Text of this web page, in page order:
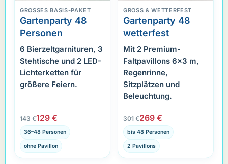
GROSSES BASIS-PAKET
Gartenparty 48
Personen
6 Bierzeltgarnituren, 3
Stehtische und 2 LED-
Lichterketten für
größere Feiern.
143 €129 €
36–48 Personen
ohne Pavillon
GROSS & WETTERFEST
Gartenparty 48
wetterfest
Mit 2 Premium-
Faltpavillons 6×3 m,
Regenrinne,
Sitzplätzen und
Beleuchtung.
301 €269 €
bis 48 Personen
2 Pavillons